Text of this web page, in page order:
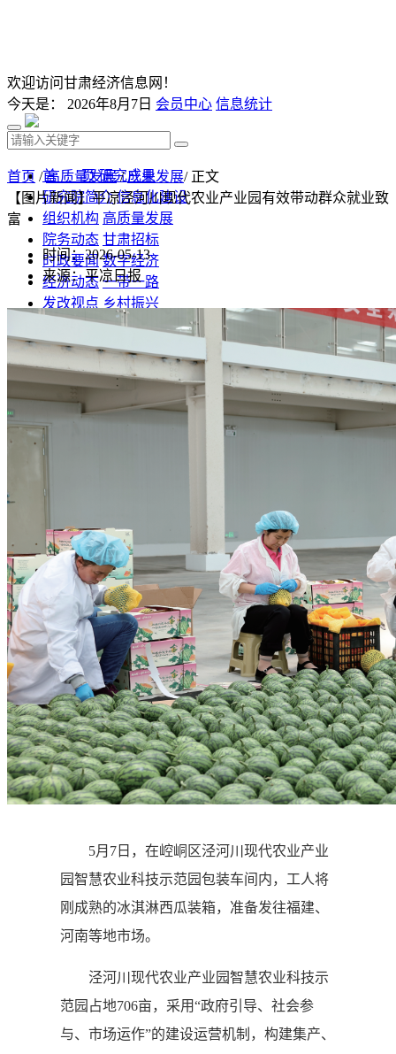
欢迎访问甘肃经济信息网！
今天是： 2026年8月7日 会员中心 信息统计
首 页 研究成果
研究院简介 信息化建设
组织机构 高质量发展
院务动态 甘肃招标
时政要闻 数字经济
经济动态 一带一路
发改视点 乡村振兴
投资分析 发展规划
监测预测 文库下载
首页 /高质量发展/产业发展/ 正文
【图片新闻】平凉泾河川现代农业产业园有效带动群众就业致
富
时间：2026-05-13
来源：平凉日报
5月7日，在崆峒区泾河川现代农业产业
园智慧农业科技示范园包装车间内，工人将
刚成熟的冰淇淋西瓜装箱，准备发往福建、
河南等地市场。
泾河川现代农业产业园智慧农业科技示
范园占地706亩，采用“政府引导、社会参
与、市场运作”的建设运营机制，构建集产、